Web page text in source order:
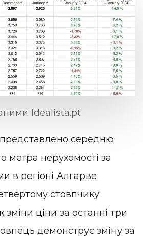
Idealista.pt
середню
метра нерухомості за
в регіоні Алгарве
стовпчику
зміни ціни за останні три
демонструє зміну за